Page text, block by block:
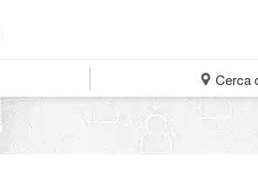
Cerca